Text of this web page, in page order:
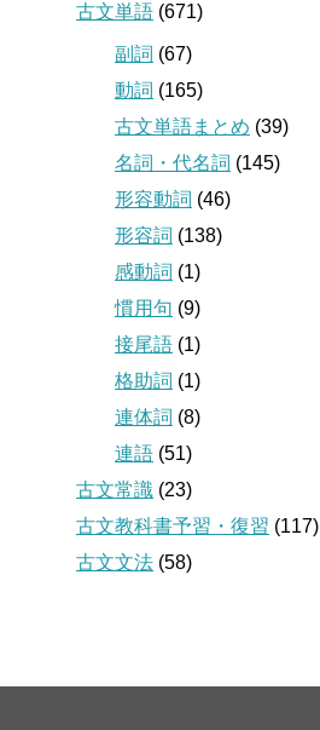
古文単語 (671)
副詞 (67)
動詞 (165)
古文単語まとめ (39)
名詞・代名詞 (145)
形容動詞 (46)
形容詞 (138)
感動詞 (1)
慣用句 (9)
接尾語 (1)
格助詞 (1)
連体詞 (8)
連語 (51)
古文常識 (23)
古文教科書予習・復習 (117)
古文文法 (58)